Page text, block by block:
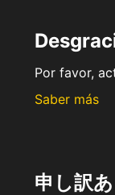
Por favor,
Saber más
申し訳